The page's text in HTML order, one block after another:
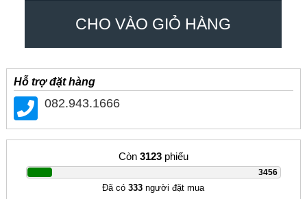
CHO VÀO GIỎ HÀNG
Hỗ trợ đặt hàng
082.943.1666
Còn 3123phiếu
3456
|
Đã có333 người đặt mua